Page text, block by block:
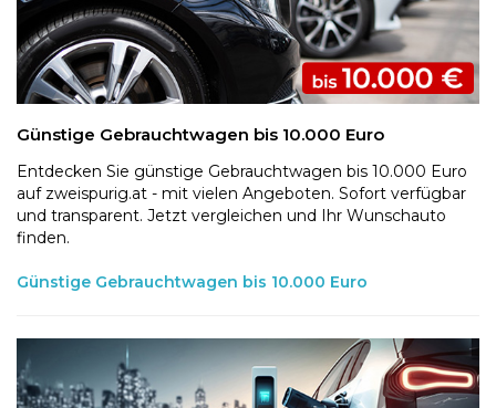
Günstige Gebrauchtwagen bis 10.000 Euro
Entdecken Sie günstige Gebrauchtwagen bis 10.000 Euro
auf zweispurig.at - mit vielen Angeboten. Sofort verfügbar
und transparent. Jetzt vergleichen und Ihr Wunschauto
finden.
Günstige Gebrauchtwagen bis 10.000 Euro